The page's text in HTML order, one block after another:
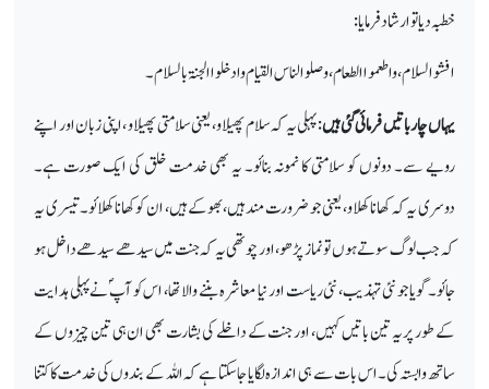
خطبہ دیا تو ارشاد فرمایا:
افشو السلام، واطعموا الطعام، وصلو الناس القیام وادخلوا الجنۃ بالسلام۔
یہاں چار باتیں فرمائی گئی ہیں: پہلی یہ کہ سلام پھیلاو، یعنی سلامتی پھیلاو ، اپنی زبان اور اپنے
رویے سے۔ دونوں کو سلامتی کا نمونہ بنائو۔ یہ بھی خدمت خلق کی ایک صورت ہے۔
دوسری یہ کہ کھانا کھلاو، یعنی جو ضرورت مند ہیں، بھوکے ہیں، ان کو کھانا کھلائو۔تیسری یہ
کہ جب لوگ سوتے ہوں تو نماز پڑھو، اور چوتھی یہ کہ جنت میں سیدھے سیدھے داخل ہو
جائو۔گویا جو نئی تہذیب، نئی ریاست اور نیا معاشرہ بننے والا تھا، اس کو آپ ؐ نے پہلی ہدایت
کے طور پر یہ تین باتیں کہیں، اور جنت کے داخلے کی بشارت بھی ان ہی تین چیزوں کے
ساتھ وابستہ کی۔اس بات سے ہی اندازہ لگایا جا سکتا ہے کہ اللہ کے بندوں کی خدمت کا کتنا